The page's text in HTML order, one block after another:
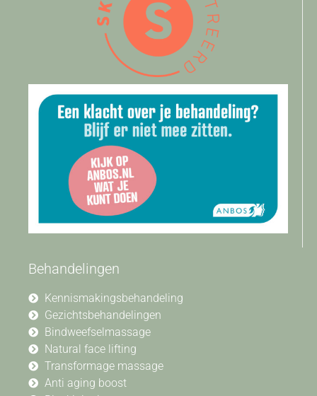
Behandelingen
Kennismakingsbehandeling
Gezichtsbehandelingen
Bindweefselmassage
Natural face lifting
Transformage massage
Anti aging boost